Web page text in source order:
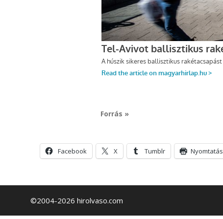
Forrás »
Facebook X Tumblr Nyomtatás
©2004-2026 hirolvaso.com